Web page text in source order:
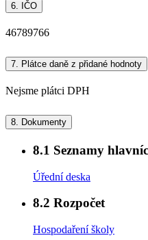
6. IČO
46789766
7. Plátce daně z přidané hodnoty
Nejsme plátci DPH
8. Dokumenty
8.1 Seznamy
Úřední deska
8.2 Rozpočet
Hospodaření školy